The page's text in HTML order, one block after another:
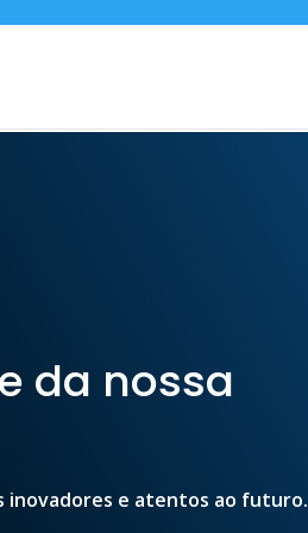
da nossa
inovadores e atentos ao futuro.